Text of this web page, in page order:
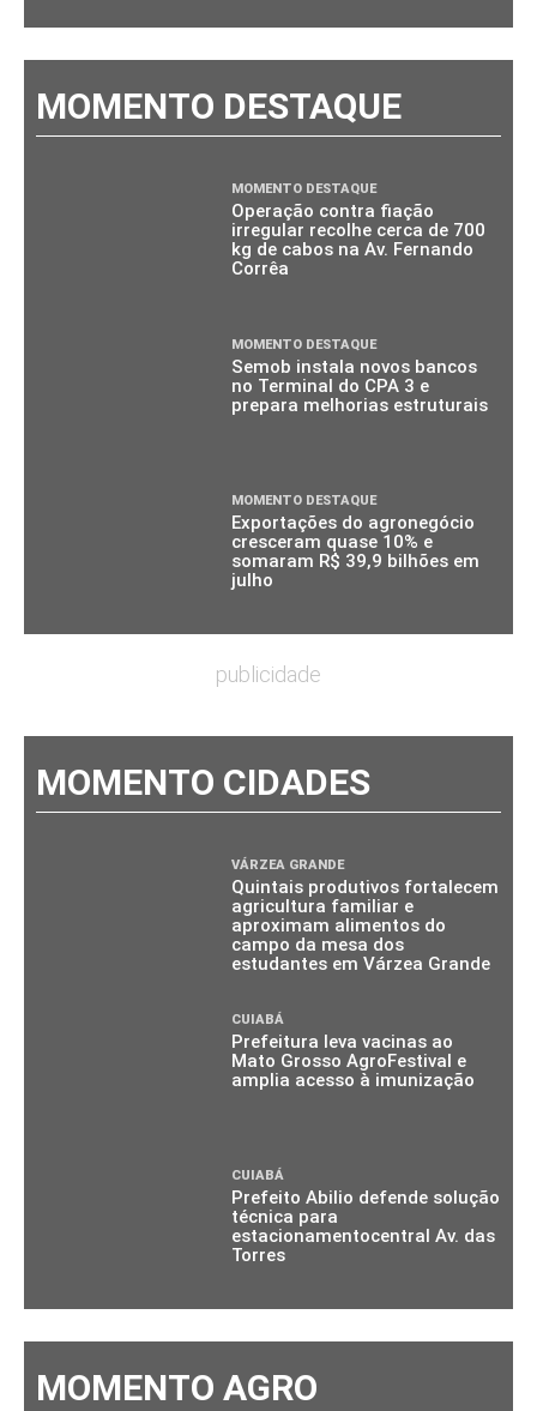
MOMENTO DESTAQUE
MOMENTO DESTAQUE
Operação contra fiação
irregular recolhe cerca de 700
kg de cabos na Av. Fernando
Corrêa
MOMENTO DESTAQUE
Semob instala novos bancos
no Terminal do CPA 3 e
prepara melhorias estruturais
MOMENTO DESTAQUE
Exportações do agronegócio
cresceram quase 10% e
somaram R$ 39,9 bilhões em
julho
publicidade
MOMENTO CIDADES
VÁRZEA GRANDE
Quintais produtivos fortalecem
agricultura familiar e
aproximam alimentos do
campo da mesa dos
estudantes em Várzea Grande
CUIABÁ
Prefeitura leva vacinas ao
Mato Grosso AgroFestival e
amplia acesso à imunização
CUIABÁ
Prefeito Abilio defende solução
técnica para
estacionamentocentral Av. das
Torres
MOMENTO AGRO